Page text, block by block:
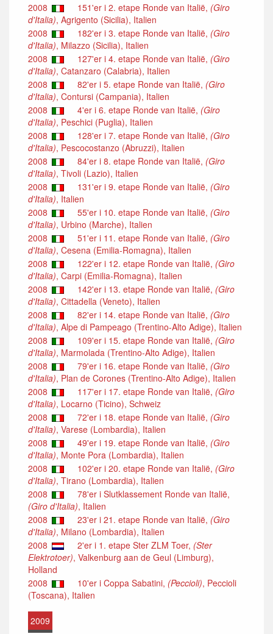
2008 151'er i 2. etape Ronde van Italië, (Giro
d'Italia), Agrigento (Sicilia), Italien
2008
182'er i 3. etape Ronde van Italië, (Giro
d'Italia), Milazzo (Sicilia), Italien
2008
127'er i 4. etape Ronde van Italië, (Giro
d'Italia), Catanzaro (Calabria), Italien
2008
82'er i 5. etape Ronde van Italië, (Giro
d'Italia), Contursi (Campania), Italien
2008
4'er i 6. etape Ronde van Italië, (Giro
d'Italia), Peschici (Puglia), Italien
2008
128'er i 7. etape Ronde van Italië, (Giro
d'Italia), Pescocostanzo (Abruzzi), Italien
2008
84'er i 8. etape Ronde van Italië, (Giro
d'Italia), Tivoli (Lazio), Italien
2008
131'er i 9. etape Ronde van Italië, (Giro
d'Italia), Italien
2008
55'er i 10. etape Ronde van Italië, (Giro
d'Italia), Urbino (Marche), Italien
2008
51'er i 11. etape Ronde van Italië, (Giro
d'Italia), Cesena (Emilia-Romagna), Italien
2008
122'er i 12. etape Ronde van Italië, (Giro
d'Italia), Carpi (Emilia-Romagna), Italien
2008
142'er i 13. etape Ronde van Italië, (Giro
d'Italia), Cittadella (Veneto), Italien
2008
82'er i 14. etape Ronde van Italië, (Giro
d'Italia), Alpe di Pampeago (Trentino-Alto Adige), Italien
2008
109'er i 15. etape Ronde van Italië, (Giro
d'Italia), Marmolada (Trentino-Alto Adige), Italien
2008
79'er i 16. etape Ronde van Italië, (Giro
d'Italia), Plan de Corones (Trentino-Alto Adige), Italien
2008
117'er i 17. etape Ronde van Italië, (Giro
d'Italia), Locarno (Ticino), Schweiz
2008
72'er i 18. etape Ronde van Italië, (Giro
d'Italia), Varese (Lombardia), Italien
2008
49'er i 19. etape Ronde van Italië, (Giro
d'Italia), Monte Pora (Lombardia), Italien
2008
102'er i 20. etape Ronde van Italië, (Giro
d'Italia), Tirano (Lombardia), Italien
2008
78'er i Slutklassement Ronde van Italië,
(Giro d'Italia), Italien
2008
23'er i 21. etape Ronde van Italië, (Giro
d'Italia), Milano (Lombardia), Italien
2008
2'er i 1. etape Ster ZLM Toer, (Ster
Elektrotoer), Valkenburg aan de Geul (Limburg),
Holland
2008
10'er i Coppa Sabatini, (Peccioli), Peccioli
(Toscana), Italien
2009